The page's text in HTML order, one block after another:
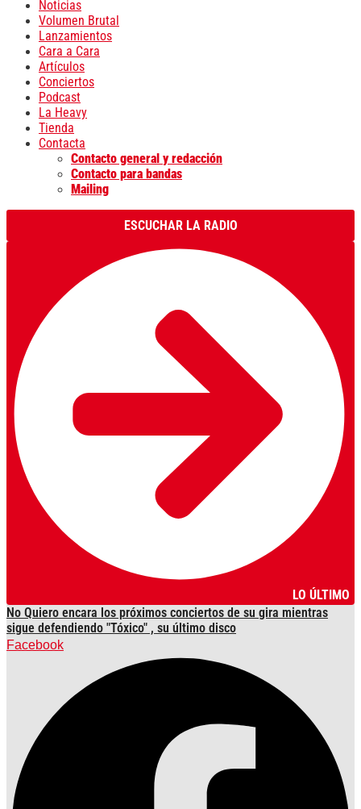
Noticias
Volumen Brutal
Lanzamientos
Cara a Cara
Artículos
Conciertos
Podcast
La Heavy
Tienda
Contacta
Contacto general y redacción
Contacto para bandas
Mailing
ESCUCHAR LA RADIO
LO ÚLTIMO
No Quiero encara los próximos conciertos de su gira mientras
sigue defendiendo "Tóxico" , su último disco
Facebook